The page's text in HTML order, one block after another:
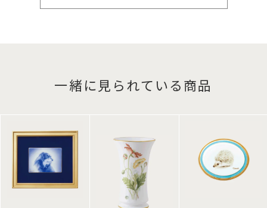
一緒に見られている商品